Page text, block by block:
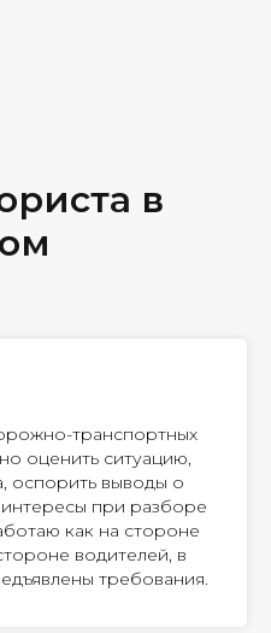
в
транспортных
оценить ситуацию,
оспорить выводы о
при разборе
как на стороне
водителей, в
требования.